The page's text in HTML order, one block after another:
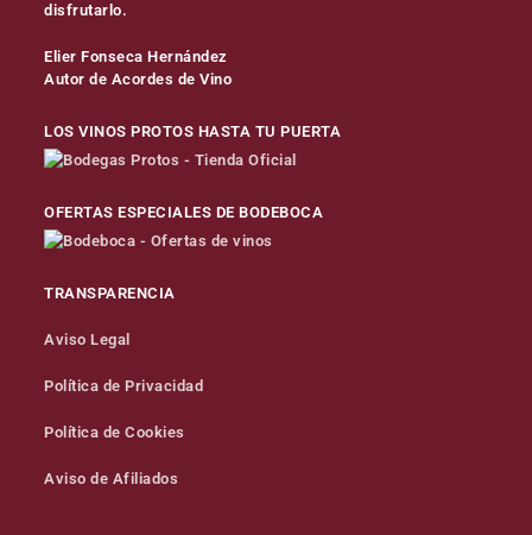
disfrutarlo.
Elier Fonseca Hernández
Autor de Acordes de Vino
LOS VINOS PROTOS HASTA TU PUERTA
OFERTAS ESPECIALES DE BODEBOCA
TRANSPARENCIA
Aviso Legal
Política de Privacidad
Política de Cookies
Aviso de Afiliados